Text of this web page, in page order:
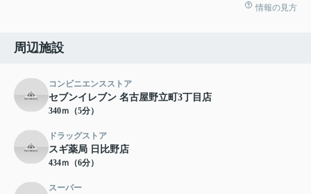
情報の見方
周辺施設
コンビニエンスストア
セブンイレブン 名古屋野立町3丁目店
340ｍ（5分）
ドラッグストア
スギ薬局 日比野店
434ｍ（6分）
スーパー